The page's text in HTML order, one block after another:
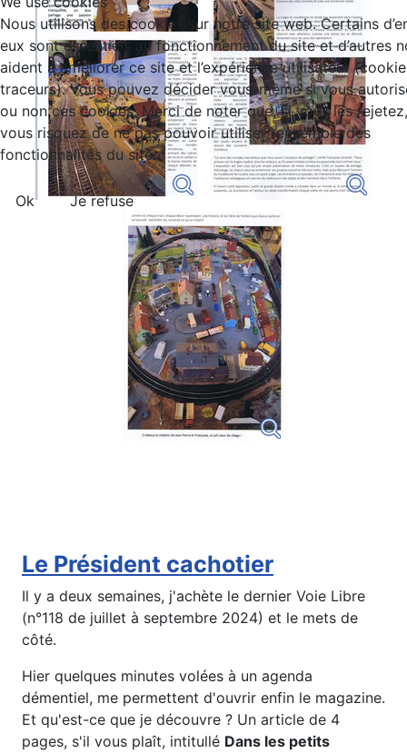
Le Président cachotier
Il y a deux semaines, j'achète le dernier Voie Libre
(n°118 de juillet à septembre 2024) et le mets de
côté.
Hier quelques minutes volées à un agenda
démentiel, me permettent d'ouvrir enfin le magazine.
Et qu'est-ce que je découvre ? Un article de 4
pages, s'il vous plaît, intitullé Dans les petits
Nous utilisons des cookies sur notre site web. Certains
eux sont essentiels au fonctionnement du site et d’autres
aident à améliorer ce site et l’expérience utilisateur
traceurs). Vous pouvez décider vous-même si vous
ou non ces cookies. Merci de noter que, si vous les rejetez,
vous risquez de ne pas pouvoir utiliser l’ensemble des
fonctionnalités du site.
Ok Je refuse